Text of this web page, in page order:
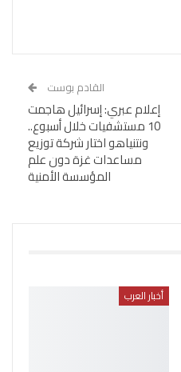
القادم بوست
إعلام عبري: إسرائيل هاجمت
10 مستشفيات خلال أسبوع..
ونتنياهو اختار شركة توزيع
مساعدات غزة دون علم
المؤسسة الأمنية
أخبار العرب